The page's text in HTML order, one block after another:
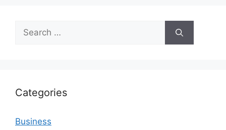
Search
for:
Categories
Business